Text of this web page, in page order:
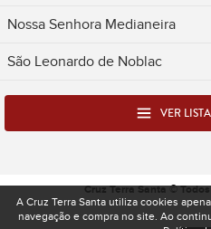
Nossa Senhora Medianeira
São Leonardo de Noblac
VER
Cruz Terra Santa ©
A Cruz Terra Santa utiliza cookies
navegação e compra no site. Ao